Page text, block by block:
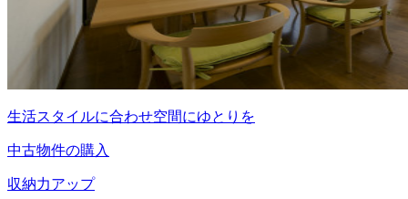
生活スタイルに合わせ空間にゆとりを
中古物件の購入
収納力アップ